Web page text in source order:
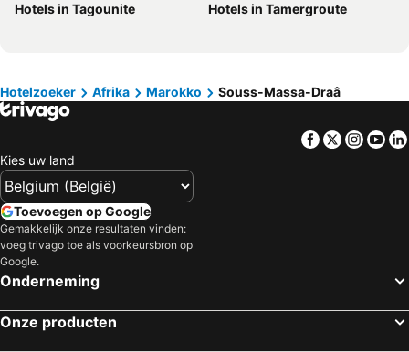
Hotels in Rhodos
Hotels in Kreta
Hotels in Sicilië
Hotels in Malta
Hotels in Gran Canaria
Hotels in Tagounite
Hotels in Tamergroute
Hotelzoeker Afrika Marokko Souss-Massa-Draâ
Facebook
Twitter
Kies uw land
Toevoegen op Google
Gemakkelijk onze resultaten vinden:
voeg trivago toe als voorkeursbron op
Google.
Onderneming
Onze producten